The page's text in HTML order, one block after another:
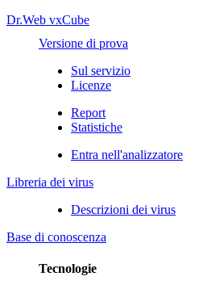
Dr.Web vxCube
Versione di prova
Sul servizio
Licenze
Report
Statistiche
Entra nell'analizzatore
Libreria dei virus
Descrizioni dei virus
Base di conoscenza
Tecnologie